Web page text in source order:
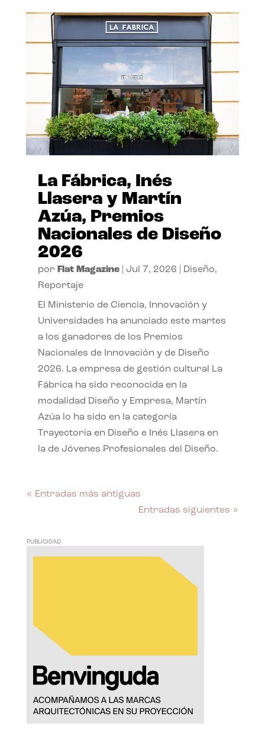
La Fábrica, Inés
Llasera y Martín
Azúa, Premios
Nacionales de Diseño
2026
por Flat Magazine| Jul 7, 2026 Diseño,
Reportaje
El Ministerio de Ciencia, Innovación y
Universidades ha anunciado este martes
a los ganadores de los Premios
Nacionales de Innovación y de Diseño
2026. La empresa de gestión cultural La
Fábrica ha sido reconocida en la
modalidad Diseño y Empresa, Martín
Azúa lo ha sido en la categoría
Trayectoria en Diseño e Inés Llasera en
la de Jóvenes Profesionales del Diseño.
« Entradas más antiguas
Entradas siguientes »
PUBLICIDAD